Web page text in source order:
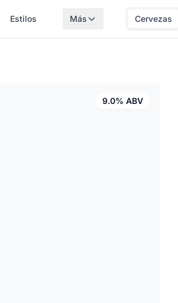
Estilos Más Cervezas
9.0% ABV